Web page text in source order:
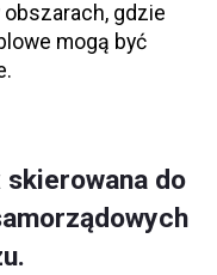
gdzie
mogą być
do